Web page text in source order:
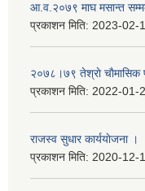
आ.व.२०७९ माघ मसान्त
प्रकाशन मिति: 2023-02-
२०७८।७९ तेश्राे चाैमासिक
प्रकाशन मिति: 2022-01-
राजस्व सुधार कार्ययाेजना ।
प्रकाशन मिति: 2020-12-